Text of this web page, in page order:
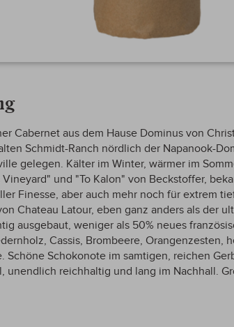
Cabernet aus dem Hause Dominus von
Schmidt-Ranch nördlich der Napanook-
gelegen. Kälter im Winter, wärmer im
und "To Kalon" von Beckstoffer,
Finesse, aber auch mehr noch für extrem
Chateau Latour, eben ganz anders als der
ausgebaut, weniger als 50% neues
Cassis, Brombeere, Orangenzesten,
Schöne Schokonote im samtigen, reichen
unendlich reichhaltig und lang im Nachhall.